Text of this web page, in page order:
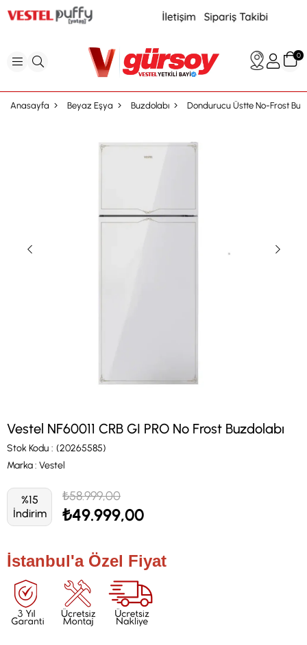
0
Anasayfa Beyaz Eşya Buzdolabı Dondurucu Üstte No-Frost
Vestel NF60011 CRB GI PRO No Frost Buzdolabı
Stok Kodu
(20265585)
Marka: Vestel
%15
İndirim
₺58.999,00
₺49.999,00
İstanbul'a Özel Fiyat